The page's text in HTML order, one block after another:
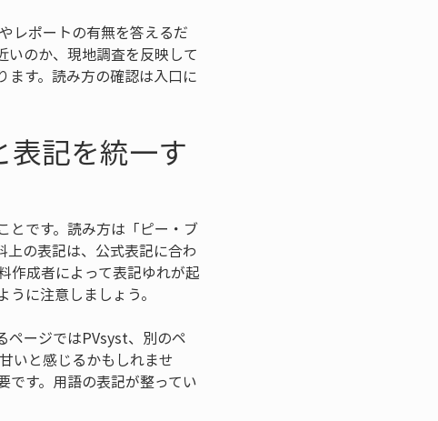
レポートの有無を答えるだ
いのか、現地調査を反映して
ます。読み方の確認は入口に
記を統一す
とです。読み方は「ピー・ブ
上の表記は、公式表記に合わ
作成者によって表記ゆれが起
に注意しましょう。
ページではPVsyst、別のペ
いと感じるかもしれませ
です。用語の表記が整ってい